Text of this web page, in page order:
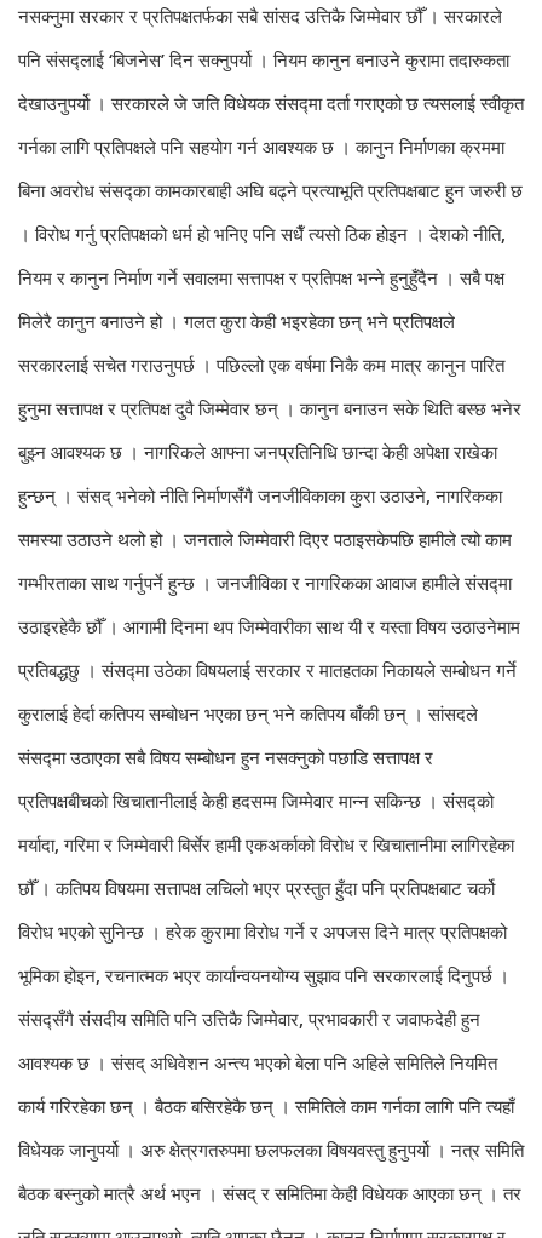
नसक्नुमा सरकार र प्रतिपक्षतर्फका सबै सांसद उत्तिकै जिम्मेवार छौँ । सरकारले
पनि संसद्लाई ‘बिजनेस’ दिन सक्नुपर्यो । नियम कानुन बनाउने कुरामा तदारुकता
देखाउनुपर्यो । सरकारले जे जति विधेयक संसद्मा दर्ता गराएको छ त्यसलाई स्वीकृत
गर्नका लागि प्रतिपक्षले पनि सहयोग गर्न आवश्यक छ । कानुन निर्माणका क्रममा
बिना अवरोध संसद्का कामकारबाही अघि बढ्ने प्रत्याभूति प्रतिपक्षबाट हुन जरुरी छ
। विरोध गर्नु प्रतिपक्षको धर्म हो भनिए पनि सधैँ त्यसो ठिक होइन । देशको नीति,
नियम र कानुन निर्माण गर्ने सवालमा सत्तापक्ष र प्रतिपक्ष भन्ने हुनुहुँदैन । सबै पक्ष
मिलेरै कानुन बनाउने हो । गलत कुरा केही भइरहेका छन् भने प्रतिपक्षले
सरकारलाई सचेत गराउनुपर्छ । पछिल्लो एक वर्षमा निकै कम मात्र कानुन पारित
हुनुमा सत्तापक्ष र प्रतिपक्ष दुवै जिम्मेवार छन् । कानुन बनाउन सके थिति बस्छ भनेर
बुझ्न आवश्यक छ । नागरिकले आफ्ना जनप्रतिनिधि छान्दा केही अपेक्षा राखेका
हुन्छन् । संसद् भनेको नीति निर्माणसँगै जनजीविकाका कुरा उठाउने, नागरिकका
समस्या उठाउने थलो हो । जनताले जिम्मेवारी दिएर पठाइसकेपछि हामीले त्यो काम
गम्भीरताका साथ गर्नुपर्ने हुन्छ । जनजीविका र नागरिकका आवाज हामीले संसद्मा
उठाइरहेकै छौँ । आगामी दिनमा थप जिम्मेवारीका साथ यी र यस्ता विषय उठाउनेमाम
प्रतिबद्धछु । संसद्मा उठेका विषयलाई सरकार र मातहतका निकायले सम्बोधन गर्ने
कुरालाई हेर्दा कतिपय सम्बोधन भएका छन् भने कतिपय बाँकी छन् । सांसदले
संसद्मा उठाएका सबै विषय सम्बोधन हुन नसक्नुको पछाडि सत्तापक्ष र
प्रतिपक्षबीचको खिचातानीलाई केही हदसम्म जिम्मेवार मान्न सकिन्छ । संसद्को
मर्यादा, गरिमा र जिम्मेवारी बिर्सेर हामी एकअर्काको विरोध र खिचातानीमा लागिरहेका
छौँ । कतिपय विषयमा सत्तापक्ष लचिलो भएर प्रस्तुत हुँदा पनि प्रतिपक्षबाट चर्को
विरोध भएको सुनिन्छ । हरेक कुरामा विरोध गर्ने र अपजस दिने मात्र प्रतिपक्षको
भूमिका होइन, रचनात्मक भएर कार्यान्वयनयोग्य सुझाव पनि सरकारलाई दिनुपर्छ ।
संसद्सँगै संसदीय समिति पनि उत्तिकै जिम्मेवार, प्रभावकारी र जवाफदेही हुन
आवश्यक छ । संसद् अधिवेशन अन्त्य भएको बेला पनि अहिले समितिले नियमित
कार्य गरिरहेका छन् । बैठक बसिरहेकै छन् । समितिले काम गर्नका लागि पनि त्यहाँ
विधेयक जानुपर्यो । अरु क्षेत्रगतरुपमा छलफलका विषयवस्तु हुनुपर्यो । नत्र समिति
बैठक बस्नुको मात्रै अर्थ भएन । संसद् र समितिमा केही विधेयक आएका छन् । तर